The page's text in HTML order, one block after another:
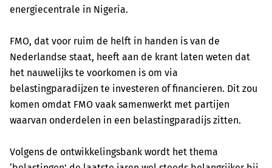
energiecentrale in Nigeria.
FMO, dat voor ruim de helft in handen is van de
Nederlandse staat, heeft aan de krant laten weten dat
het nauwelijks te voorkomen is om via
belastingparadijzen te investeren of financieren. Dit zou
komen omdat FMO vaak samenwerkt met partijen
waarvan onderdelen in een belastingparadijs zitten.
Volgens de ontwikkelingsbank wordt het thema